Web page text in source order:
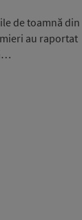
de toamnă din
au raportat